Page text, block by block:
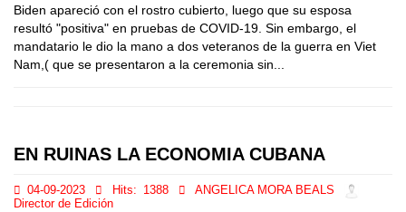
Biden apareció con el rostro cubierto, luego que su esposa
resultó "positiva" en pruebas de COVID-19. Sin embargo, el
mandatario le dio la mano a dos veteranos de la guerra en Viet
Nam,( que se presentaron a la ceremonia sin...
EN RUINAS LA ECONOMIA CUBANA
04-09-2023 Hits: 1388
ANGELICA MORA BEALS
Director de Edición